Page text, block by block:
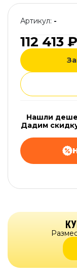
Артикул: -
112 413 ₽
Нашли
Дадим